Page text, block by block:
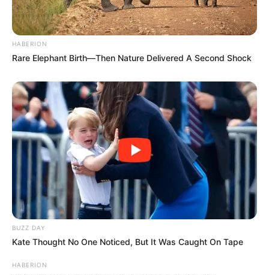
HABERION
Rare Elephant Birth—Then Nature Delivered A Second Shock
BUZZ DAY
Kate Thought No One Noticed, But It Was Caught On Tape
HABERION